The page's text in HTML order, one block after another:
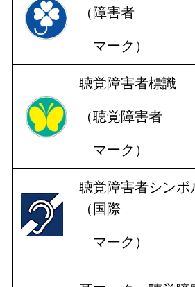
（障害者
マーク）
聴覚障害者標識
（聴覚障害者
マーク）
聴覚障害者シンボ
（国際
マーク）